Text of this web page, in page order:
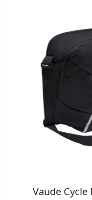
Vaude